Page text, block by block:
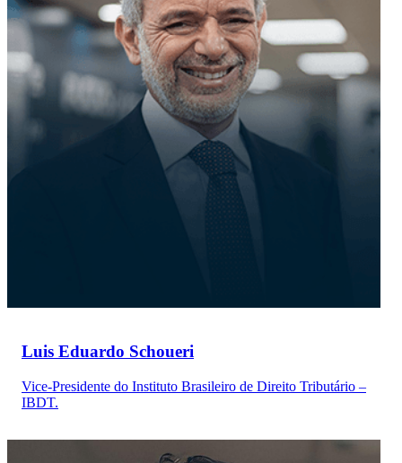
Luis Eduardo Schoueri
Vice-Presidente do Instituto Brasileiro de Direito Tributário –
IBDT.